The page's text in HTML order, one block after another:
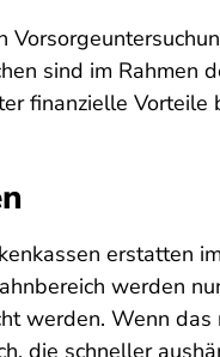
sind im
finanzielle
erstatten
werden
werden. Wenn
die schneller